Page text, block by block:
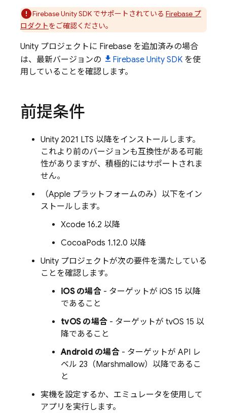
FirebaseUnitySDK でサポートされている Firebase プ
ロダクトをご確認ください。
Unity プロジェクトに Firebase を追加済みの場合
は、最新バージョンの
Firebase Unity SDK を使
用していることを確認します。
前提条件
Unity 2021 LTS 以降をインストールします。
これより前のバージョンも互換性がある可能
性がありますが、積極的にはサポートされま
せん。
（Apple プラットフォームのみ）以下をイン
ストールします。
Xcode 16.2 以降
CocoaPods 1.12.0 以降
Unity プロジェクトが次の要件を満たしている
ことを確認します。
iOS の場合- ターゲットが iOS 15 以降
であること
tvOS の場合 - ターゲットが tvOS 15 以
降であること
Android の場合- ターゲットが API レ
ベル 23（Marshmallow）以降であるこ
と
実機を設定するか、エミュレータを使用して
アプリを実行します。